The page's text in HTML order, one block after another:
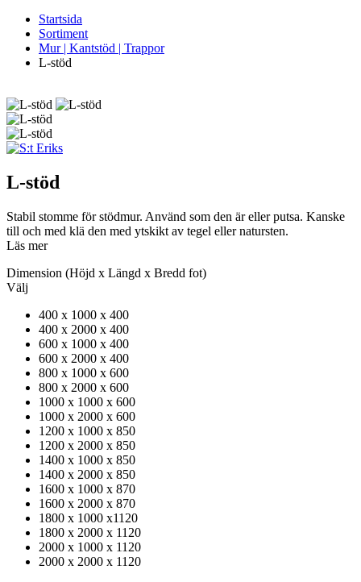
Startsida
Sortiment
Mur | Kantstöd | Trappor
L-stöd
L-stöd
Stabil stomme för stödmur. Använd som den är eller putsa. Kanske
till och med klä den med ytskikt av tegel eller natursten.
Läs mer
Dimension (Höjd x Längd x Bredd fot)
Välj
400 x 1000 x 400
400 x 2000 x 400
600 x 1000 x 400
600 x 2000 x 400
800 x 1000 x 600
800 x 2000 x 600
1000 x 1000 x 600
1000 x 2000 x 600
1200 x 1000 x 850
1200 x 2000 x 850
1400 x 1000 x 850
1400 x 2000 x 850
1600 x 1000 x 870
1600 x 2000 x 870
1800 x 1000 x1120
1800 x 2000 x 1120
2000 x 1000 x 1120
2000 x 2000 x 1120